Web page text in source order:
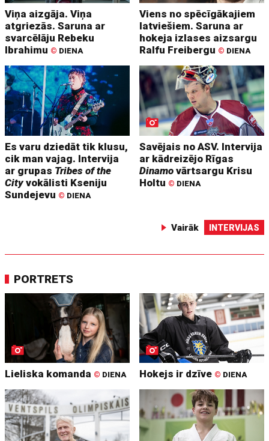
Viņa aizgāja. Viņa
atgriezās. Saruna ar
svarcēlāju Rebeku
Ibrahimu © DIENA
Viens no spēcīgākajiem
latviešiem. Saruna ar
hokeja izlases aizsargu
Ralfu Freibergu © DIENA
Es varu dziedāt tik klusu,
cik man vajag. Intervija
ar grupas Tribes of the
Cityvokālisti Kseniju
Sundejevu © DIENA
Savējais no ASV. Intervija
ar kādreizējo Rīgas
Dinamo vārtsargu Krisu
Holtu © DIENA
Vairāk INTERVIJAS
PORTRETS
Lieliska komanda © DIENA Hokejs ir dzīve © DIENA